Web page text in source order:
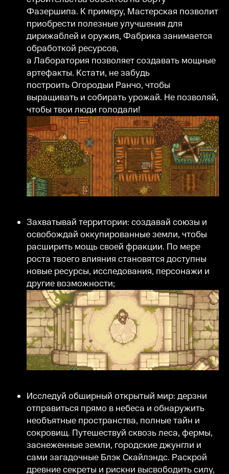
Фазершипа. К примеру, Мастерская позволит
приобрести полезные улучшения для
дирижаблей и оружия, Фабрика занимается
обработкой ресурсов,
а Лаборатория позволяет создавать мощные
артефакты. Кстати, не забудь
построить Огородыи Ранчо, чтобы
выращивать и собирать урожай. Не позволяй,
чтобы твои люди голодали!
Захватывай территории: создавай союзы и
освобождай оккупированные земли, чтобы
расширить мощь своей фракции. По мере
роста твоего влияния становятся доступны
новые ресурсы, исследования, персонажи и
другие возможности;
Исследуй обширный открытый мир: дерзни
отправиться прямо в небеса и обнаружить
необъятные пространства, полные тайн и
сокровищ. Путешествуй сквозь леса, фермы,
заснеженные земли, городские джунгли и
сами загадочные Блэк Скайлэндс. Раскрой
древние секреты и рискни высвободить силу,